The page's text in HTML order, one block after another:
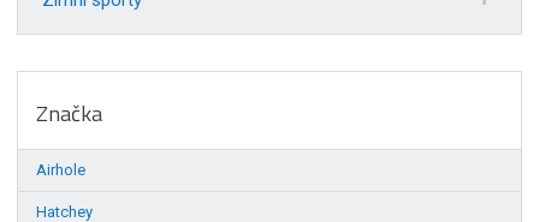
Značka
Airhole
Hatchey